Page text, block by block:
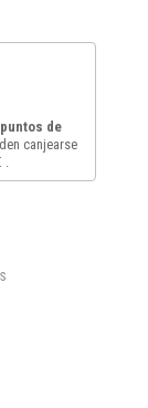
puntos de
canjearse